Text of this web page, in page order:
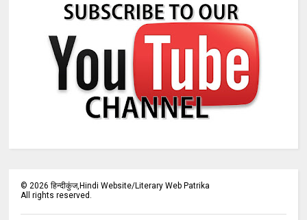
©2026 हिन्दीकुंज,Hindi Website/Literary Web Patrika
All rights reserved.